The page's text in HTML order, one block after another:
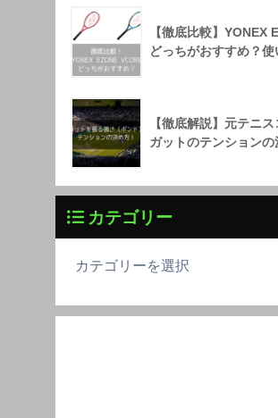
【徹底比較】YONEX
どっちがおすすめ？
【徹底解説】元テニ
ガットのテンション
カテゴリー